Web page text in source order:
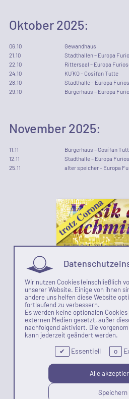
Oktober 2025:
06. 10 Gewandhaus
21 10 Stadthallen – Europa
22 10 Rittersaal – Europa
24. 10 KU´KO - Cosí fan Tutte
28. 10 Stadthalle - Europa
29. 10 Bürgerhaus – Europa
November 2025:
11 11 Bürgerhaus – Cosí fan
12 11 Stadthalle – Europa
25. 11 alter speicher - Europa
Wir nutzen Cookies (einschließlich
unserer Website. Einige von ihnen
andere uns helfen diese Website
fortlaufend zu verbessern.
Es werden keine optionalen
externen Medien gesetzt, außer
nachfolgend aktiviert. Die
kann jederzeit geändert werden.
✔ Essentiell o
Alle
Speichern